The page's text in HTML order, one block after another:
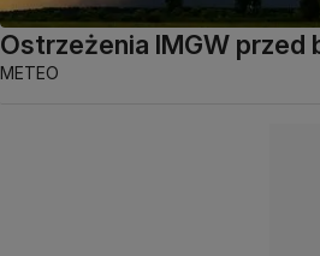
Ostrzeżenia IMGW przed
METEO